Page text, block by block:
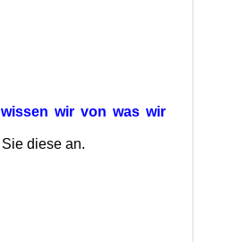
wir von was wir
diese an.